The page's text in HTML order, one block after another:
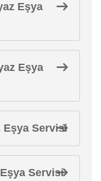
Eşya
Eşya
Eşya Servisi
Servisi